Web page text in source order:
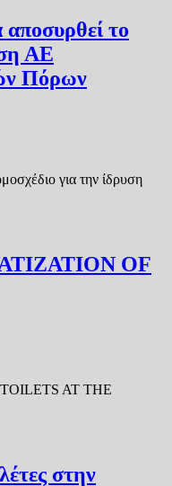
το
ΑΕ
Πόρων
για την ίδρυση
OF
AT THE
στην